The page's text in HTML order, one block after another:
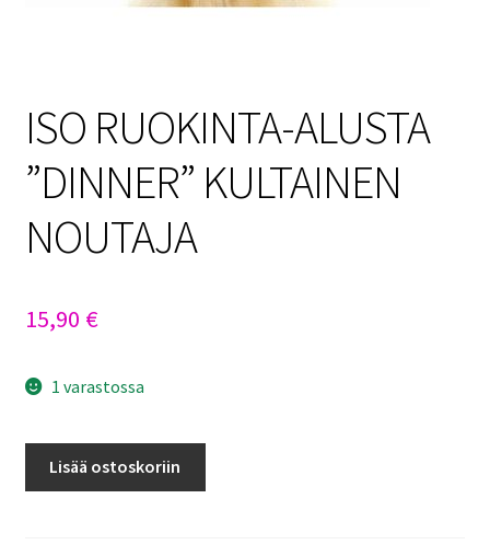
ISO RUOKINTA-ALUSTA
”DINNER” KULTAINEN
NOUTAJA
15,90 €
1 varastossa
Lisää ostoskoriin